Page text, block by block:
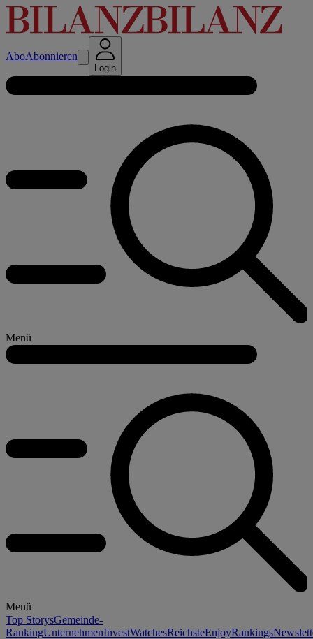
AboAbonnieren
Login
Menü
Menü
Top StorysGemeinde-
RankingUnternehmenInvestWatchesReichsteEnjoyRankings